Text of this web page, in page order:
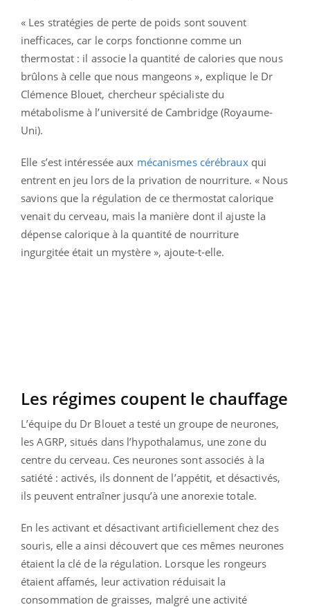
« Les stratégies de perte de poids sont souvent
inefficaces, car le corps fonctionne comme un
thermostat : il associe la quantité de calories que nous
brûlons à celle que nous mangeons », explique le Dr
Clémence Blouet, chercheur spécialiste du
métabolisme à l’université de Cambridge (Royaume-
Uni).
Elle s’est intéressée aux mécanismes cérébrauxqui
entrent en jeu lors de la privation de nourriture. « Nous
savions que la régulation de ce thermostat calorique
venait du cerveau, mais la manière dont il ajuste la
dépense calorique à la quantité de nourriture
ingurgitée était un mystère », ajoute-t-elle.
Les régimes coupent le chauffage
L’équipe du Dr Blouet a testé un groupe de neurones,
les AGRP, situés dans l’hypothalamus, une zone du
centre du cerveau. Ces neurones sont associés à la
satiété : activés, ils donnent de l’appétit, et désactivés,
ils peuvent entraîner jusqu’à une anorexie totale.
En les activant et désactivant artificiellement chez des
souris, elle a ainsi découvert que ces mêmes neurones
étaient la clé de la régulation. Lorsque les rongeurs
étaient affamés, leur activation réduisait la
consommation de graisses, malgré une activité